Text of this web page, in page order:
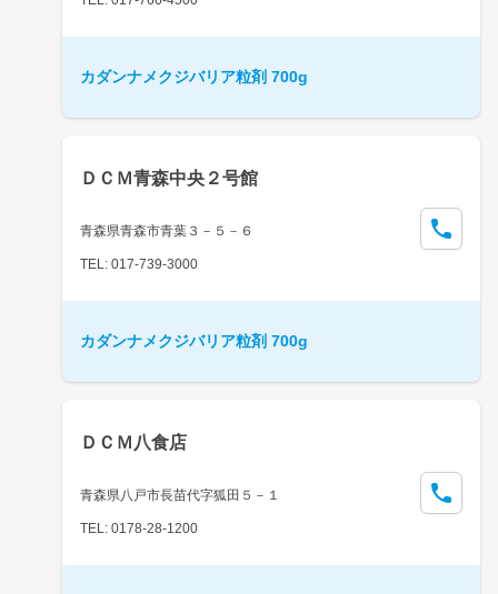
カダンナメクジバリア粒剤 700g
ＤＣＭ青森中央２号館
青森県青森市青葉３－５－６
TEL: 017-739-3000
カダンナメクジバリア粒剤 700g
ＤＣＭ八食店
青森県八戸市長苗代字狐田５－１
TEL: 0178-28-1200